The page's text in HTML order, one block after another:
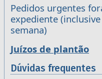
Pedidos urgentes
expediente
semana)
Juízos de plantão
Dúvidas frequentes